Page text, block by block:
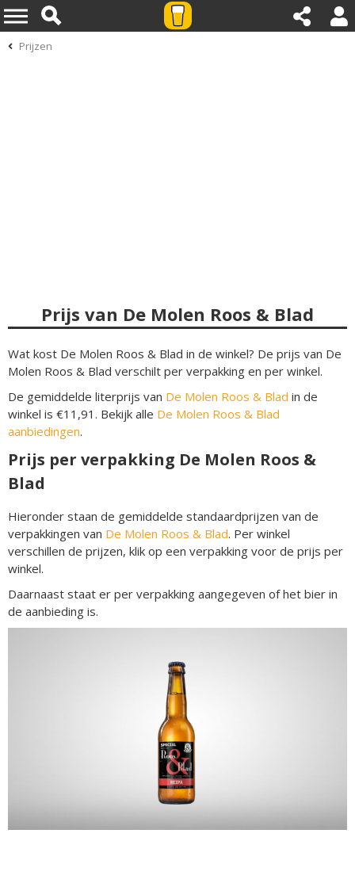
Prijzen
Prijs van De Molen Roos & Blad
Wat kost De Molen Roos & Blad in de winkel? De prijs van De
Molen Roos & Blad verschilt per verpakking en per winkel.
De gemiddelde literprijs van De Molen Roos & Blad in de
winkel is €11,91. Bekijk alle De Molen Roos & Blad
aanbiedingen.
Prijs per verpakking De Molen Roos &
Blad
Hieronder staan de gemiddelde standaardprijzen van de
verpakkingen van De Molen Roos & Blad. Per winkel
verschillen de prijzen, klik op een verpakking voor de prijs per
winkel.
Daarnaast staat er per verpakking aangegeven of het bier in
de aanbieding is.